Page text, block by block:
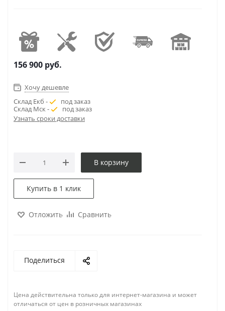
156 900 руб.
Хочу дешевле
Склад Екб -
под заказ
Склад Мск -
под заказ
Узнать сроки доставки
В корзину
Купить в 1 клик
Отложить Сравнить
Поделиться
Цена действительна только для интернет-магазина и может
отличаться от цен в розничных магазинах